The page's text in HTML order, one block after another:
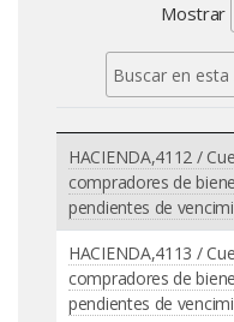
Mostrar
HACIENDA,4112 /
compradores de
pendientes de
HACIENDA,4113 /
compradores de
pendientes de